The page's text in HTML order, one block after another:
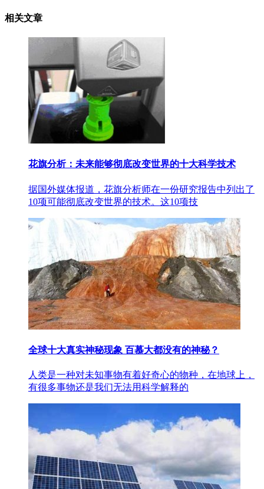
相关文章
花旗分析：未来能够彻底改变世界的十大科学技术
据国外媒体报道，花旗分析师在一份研究报告中列出了
10项可能彻底改变世界的技术。这10项技
全球十大真实神秘现象 百慕大都没有的神秘？
人类是一种对未知事物有着好奇心的物种，在地球上，
有很多事物还是我们无法用科学解释的